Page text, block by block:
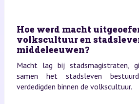
Hoe werd macht
volkscultuur en
middeleeuwen?
Macht lag bij stadsmagistraten,
samen het stadsleven
verdedigden binnen de volkscultuur.